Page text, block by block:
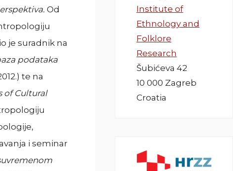
Od
je suradnik na
podataka
te na
of Cultural
i seminar
Institute of
Ethnology and
Folklore
Research
Šubićeva 42
10 000 Zagreb
Croatia